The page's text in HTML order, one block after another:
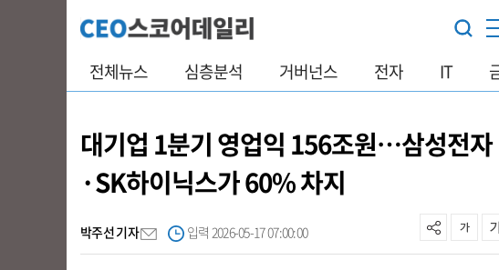
전체뉴스 심층분석 거버넌스 전자 IT
대기업 1분기 영업익 156조원…삼성전자
·SK하이닉스가 60% 차지
박주선 기자 입력 2026-05-17 07:00:00